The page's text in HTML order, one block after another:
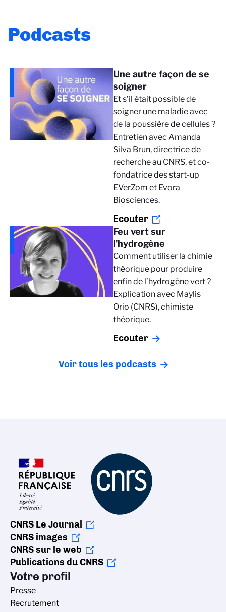
Podcasts
Une autre façon de se
soigner
Et s’il était possible de
soigner une maladie avec
de la poussière de cellules ?
Entretien avec Amanda
Silva Brun, directrice de
recherche au CNRS, et co-
fondatrice des start-up
EVerZom et Evora
Biosciences.
Ecouter
Feu vert sur
l'hydrogène
Comment utiliser la chimie
théorique pour produire
enfin de l’hydrogène vert ?
Explication avec Maylis
Orio (CNRS), chimiste
théorique.
Ecouter
Voir tous les podcasts
CNRS Le Journal
CNRS images
CNRS sur le web
Publications du CNRS
Votre profil
Presse
Recrutement